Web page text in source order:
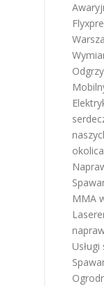
MMA